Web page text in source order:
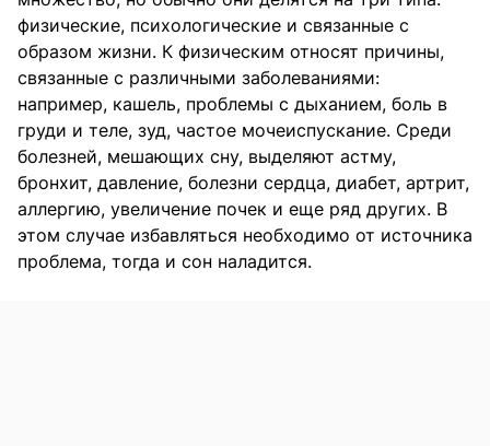
физические, психологические и связанные с
образом жизни. К физическим относят причины,
связанные с различными заболеваниями:
например, кашель, проблемы с дыханием, боль в
груди и теле, зуд, частое мочеиспускание. Среди
болезней, мешающих сну, выделяют астму,
бронхит, давление, болезни сердца, диабет, артрит,
аллергию, увеличение почек и еще ряд других. В
этом случае избавляться необходимо от источника
проблема, тогда и сон наладится.